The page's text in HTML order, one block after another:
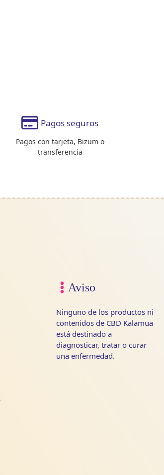
Pagos seguros
Pagos con tarjeta, Bizum o
transferencia
Aviso
Ninguno de los productos ni
contenidos de CBD Kalamua
está destinado a
diagnosticar, tratar o curar
una enfermedad.